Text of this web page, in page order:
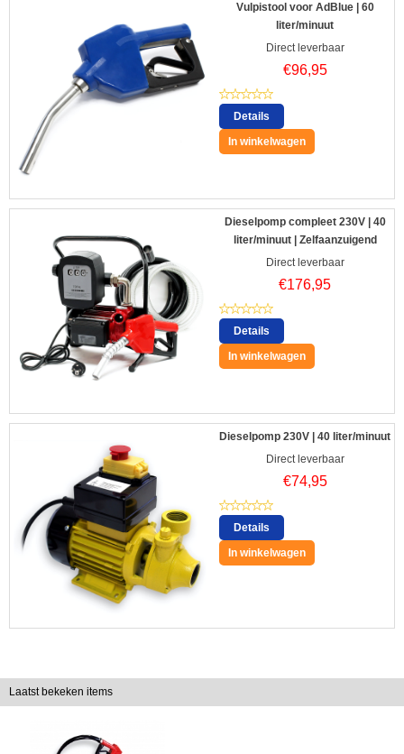
Vulpistool voor AdBlue | 60
liter/minuut
Direct leverbaar
€96,95
Details
In winkelwagen
Dieselpomp compleet 230V | 40
liter/minuut | Zelfaanzuigend
Direct leverbaar
€176,95
Details
In winkelwagen
Dieselpomp 230V | 40 liter/minuut
Direct leverbaar
€74,95
Details
In winkelwagen
Laatst bekeken items